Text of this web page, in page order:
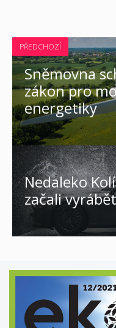
PŘEDCHOZÍ
Sněmovna
zákon pro
energetiky
Nedaleko
začali